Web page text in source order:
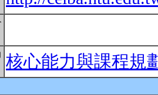
核心能力與課程規